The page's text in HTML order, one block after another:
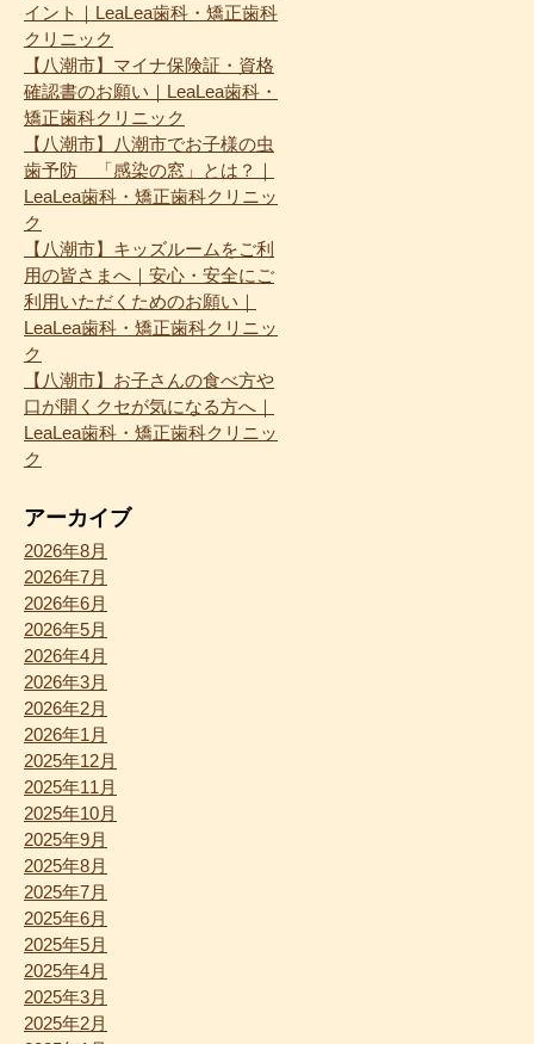
イント｜LeaLea歯科・矯正歯科
クリニック
【八潮市】マイナ保険証・資格
確認書のお願い｜LeaLea歯科・
矯正歯科クリニック
【八潮市】八潮市でお子様の虫
歯予防 「感染の窓」とは？｜
LeaLea歯科・矯正歯科クリニッ
ク
【八潮市】キッズルームをご利
用の皆さまへ｜安心・安全にご
利用いただくためのお願い｜
LeaLea歯科・矯正歯科クリニッ
ク
【八潮市】お子さんの食べ方や
口が開くクセが気になる方へ｜
LeaLea歯科・矯正歯科クリニッ
ク
アーカイブ
2026年8月
2026年7月
2026年6月
2026年5月
2026年4月
2026年3月
2026年2月
2026年1月
2025年12月
2025年11月
2025年10月
2025年9月
2025年8月
2025年7月
2025年6月
2025年5月
2025年4月
2025年3月
2025年2月